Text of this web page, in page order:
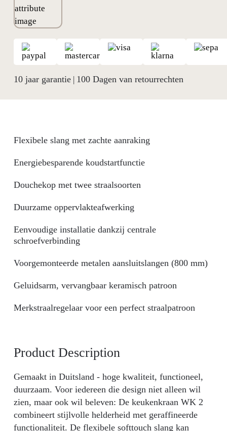
10 jaar garantie| 100 Dagen van retourrechten
Product Description
Gemaakt in Duitsland - hoge kwaliteit, functioneel,
duurzaam. Voor iedereen die design niet alleen wil
zien, maar ook wil beleven: De keukenkraan WK 2
combineert stijlvolle helderheid met geraffineerde
functionaliteit. De flexibele softtouch slang kan
Flexibele slang met zachte aanraking
Energiebesparende koudstartfunctie
Douchekop met twee straalsoorten
Duurzame oppervlakteafwerking
Eenvoudige installatie dankzij centrale
schroefverbinding
Voorgemonteerde metalen aansluitslangen (800 mm)
Geluidsarm, vervangbaar keramisch patroon
Merkstraalregelaar voor een perfect straalpatroon